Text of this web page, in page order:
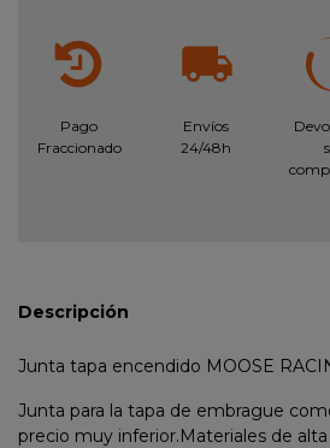
Pago
Fraccionado
Envíos
24/48h
Descripción
Junta tapa encendido MOOSE
Junta para la tapa de embrague
precio muy inferior.Materiales de